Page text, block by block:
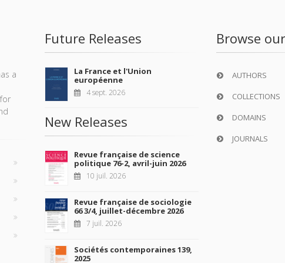
a
Future Releases
La France et l'Union
européenne
4 sept. 2026
New Releases
Revue française de science
politique 76-2, avril-juin 2026
10 juil. 2026
Revue française de sociologie
66 3/4, juillet-décembre 2026
7 juil. 2026
Sociétés contemporaines 139,
2025
Browse our
AUTHORS
COLLECTIONS
DOMAINS
JOURNALS